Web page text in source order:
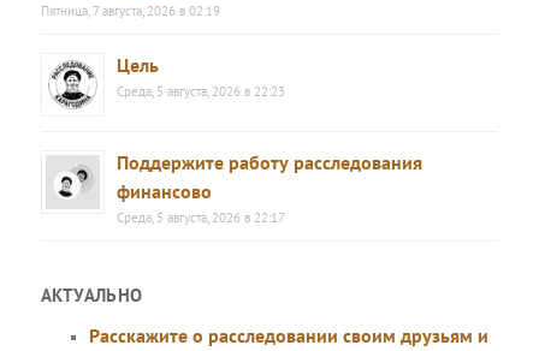
Пятница, 7 августа, 2026 в 02:19
Цель
Среда, 5 августа, 2026 в 22:23
Поддержите работу расследования
финансово
Среда, 5 августа, 2026 в 22:17
АКТУАЛЬНО
Расскажите о расследовании своим друзьям и